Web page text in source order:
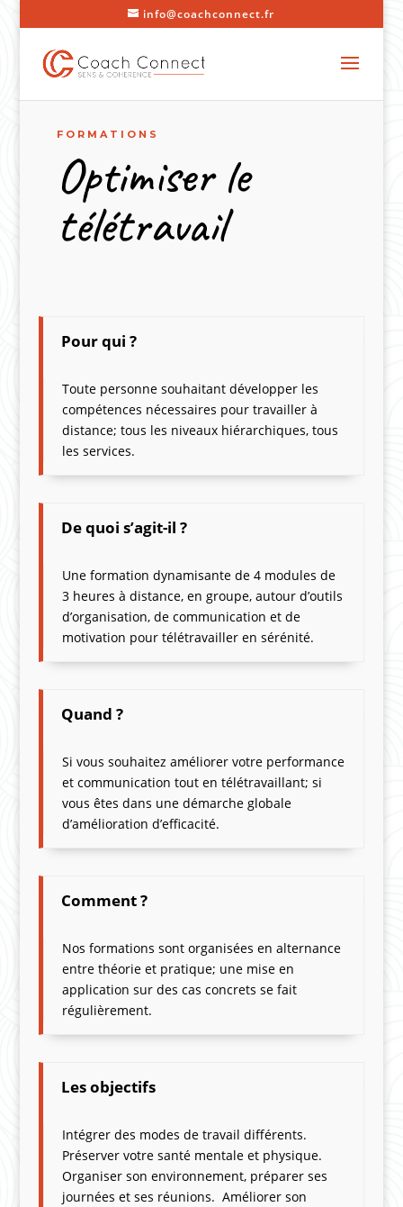
info@coachconnect.fr
FORMATIONS
Optimiser le
télétravail
Pour qui ?
Toute personne souhaitant développer les
compétences nécessaires pour travailler à
distance; tous les niveaux hiérarchiques, tous
les services.
De quoi s’agit-il ?
Une formation dynamisante de 4 modules de
3 heures à distance, en groupe, autour d’outils
d’organisation, de communication et de
motivation pour télétravailler en sérénité.
Quand ?
Si vous souhaitez améliorer votre performance
et communication tout en télétravaillant; si
vous êtes dans une démarche globale
d’amélioration d’efficacité.
Comment ?
Nos formations sont organisées en alternance
entre théorie et pratique; une mise en
application sur des cas concrets se fait
régulièrement.
Les objectifs
Intégrer des modes de travail différents.
Préserver votre santé mentale et physique.
Organiser son environnement, préparer ses
journées et ses réunions. Améliorer son